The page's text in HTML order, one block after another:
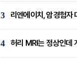
3 리엔에이치, 암경험자
4 허리 MRI는 정상인데